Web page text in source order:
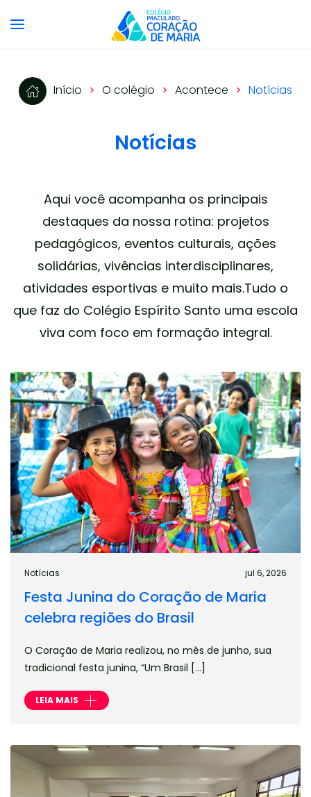
Skip to main content
Início O colégio Acontece Notícias
Notícias
Aqui você acompanha os principais
destaques da nossa rotina: projetos
pedagógicos, eventos culturais, ações
solidárias, vivências interdisciplinares,
atividades esportivas e muito mais.Tudo o
que faz do Colégio Espírito Santo uma escola
viva com foco em formação integral.
jul 6, 2026
Notícias
Festa Junina do Coração de Maria
celebra regiões do Brasil
O Coração de Maria realizou, no mês de junho, sua
tradicional festa junina, “Um Brasil […]
LEIA MAIS